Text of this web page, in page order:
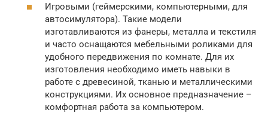
Игровыми (геймерскими, компьютерными, для
автосимулятора). Такие модели
изготавливаются из фанеры, металла и текстиля
и часто оснащаются мебельными роликами для
удобного передвижения по комнате. Для их
изготовления необходимо иметь навыки в
работе с древесиной, тканью и металлическими
конструкциями. Их основное предназначение –
комфортная работа за компьютером.